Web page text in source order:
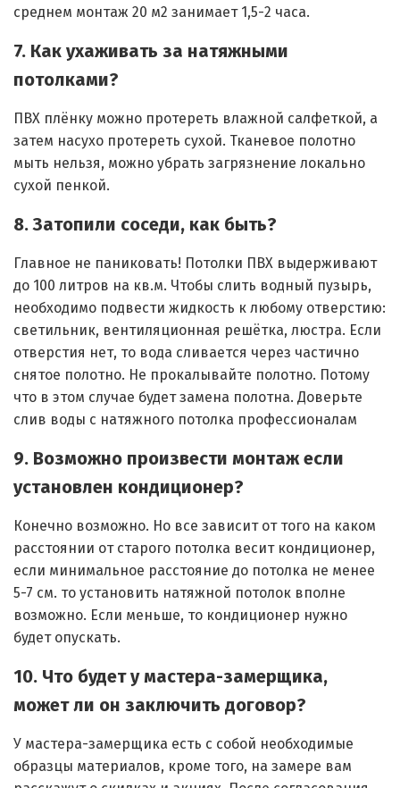
среднем монтаж 20 м2 занимает 1,5-2 часа.
7. Как ухаживать за натяжными
потолками?
ПВХ плёнку можно протереть влажной салфеткой, а
затем насухо протереть сухой. Тканевое полотно
мыть нельзя, можно убрать загрязнение локально
сухой пенкой.
8. Затопили соседи, как быть?
Главное не паниковать! Потолки ПВХ выдерживают
до 100 литров на кв.м. Чтобы слить водный пузырь,
необходимо подвести жидкость к любому отверстию:
светильник, вентиляционная решётка, люстра. Если
отверстия нет, то вода сливается через частично
снятое полотно. Не прокалывайте полотно. Потому
что в этом случае будет замена полотна. Доверьте
слив воды с натяжного потолка профессионалам
9. Возможно произвести монтаж если
установлен кондиционер?
Конечно возможно. Но все зависит от того на каком
расстоянии от старого потолка весит кондиционер,
если минимальное расстояние до потолка не менее
5-7 см. то установить натяжной потолок вполне
возможно. Если меньше, то кондиционер нужно
будет опускать.
10. Что будет у мастера-замерщика,
может ли он заключить договор?
У мастера-замерщика есть с собой необходимые
образцы материалов, кроме того, на замере вам